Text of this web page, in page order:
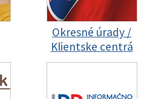
Okresné úrady /
Klientske centrá